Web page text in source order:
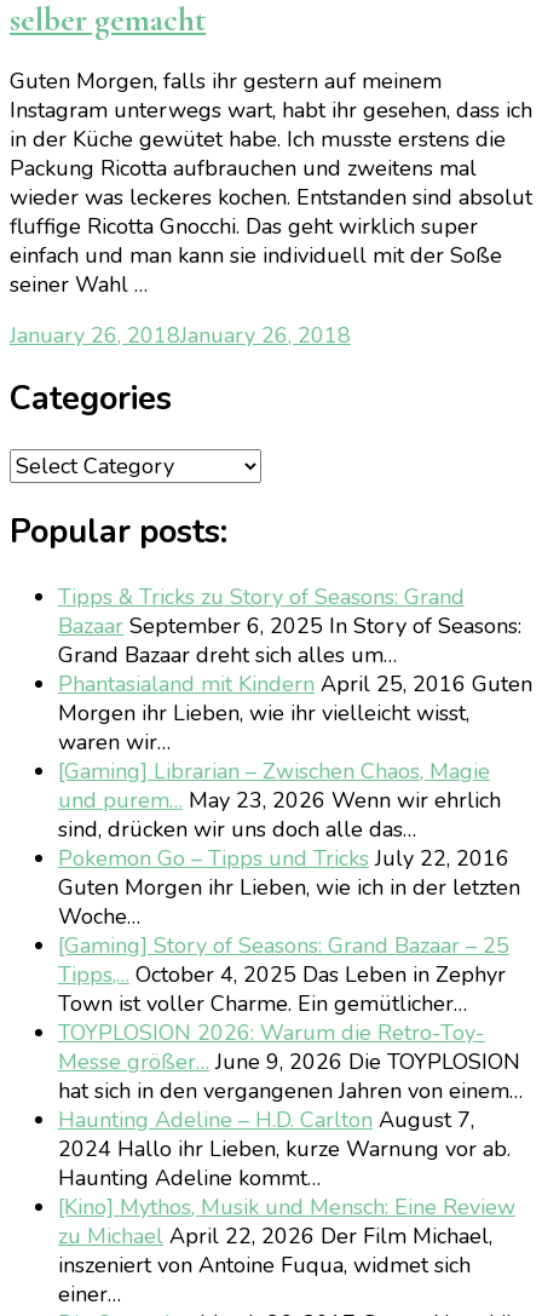
selber gemacht
Guten Morgen, falls ihr gestern auf meinem
Instagram unterwegs wart, habt ihr gesehen, dass ich
in der Küche gewütet habe. Ich musste erstens die
Packung Ricotta aufbrauchen und zweitens mal
wieder was leckeres kochen. Entstanden sind absolut
fluffige Ricotta Gnocchi. Das geht wirklich super
einfach und man kann sie individuell mit der Soße
seiner Wahl …
January 26, 2018January 26, 2018
Categories
Categories
Popular posts:
Tipps & Tricks zu Story of Seasons: Grand
Bazaar September 6, 2025 In Story of Seasons:
Grand Bazaar dreht sich alles um…
Phantasialand mit Kindern April 25, 2016 Guten
Morgen ihr Lieben, wie ihr vielleicht wisst,
waren wir…
[Gaming] Librarian – Zwischen Chaos, Magie
und purem… May 23, 2026 Wenn wir ehrlich
sind, drücken wir uns doch alle das…
Pokemon Go – Tipps und TricksJuly 22, 2016
Guten Morgen ihr Lieben, wie ich in der letzten
Woche…
[Gaming] Story of Seasons: Grand Bazaar – 25
Tipps,… October 4, 2025 Das Leben in Zephyr
Town ist voller Charme. Ein gemütlicher…
TOYPLOSION 2026: Warum die Retro-Toy-
Messe größer… June 9, 2026 Die TOYPLOSION
hat sich in den vergangenen Jahren von einem…
Haunting Adeline – H.D. Carlton August 7,
2024 Hallo ihr Lieben, kurze Warnung vor ab.
Haunting Adeline kommt…
[Kino] Mythos, Musik und Mensch: Eine Review
zu Michael April 22, 2026 Der Film Michael,
inszeniert von Antoine Fuqua, widmet sich
einer…